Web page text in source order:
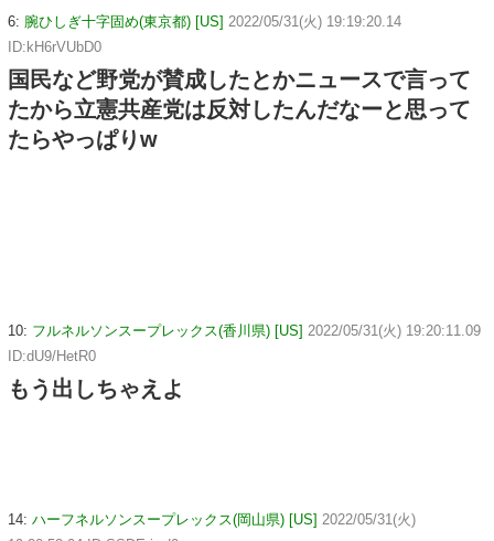
6: 腕ひしぎ十字固め(東京都) [US] 2022/05/31(火) 19:19:20.14
ID:kH6rVUbD0
国民など野党が賛成したとかニュースで言って
たから立憲共産党は反対したんだなーと思って
たらやっぱりw
10: フルネルソンスープレックス(香川県) [US] 2022/05/31(火) 19:20:11.09
ID:dU9/HetR0
もう出しちゃえよ
14: ハーフネルソンスープレックス(岡山県) [US] 2022/05/31(火)